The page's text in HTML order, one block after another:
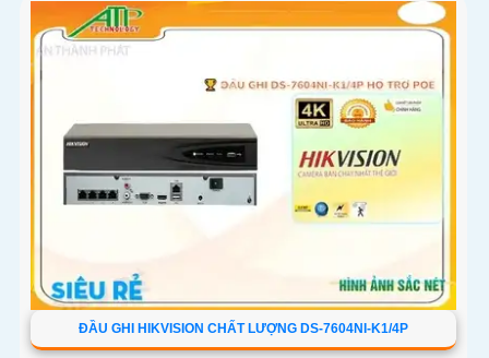
ĐẦU GHI HIKVISION CHẤT LƯỢNG DS-7604NI-K1/4P